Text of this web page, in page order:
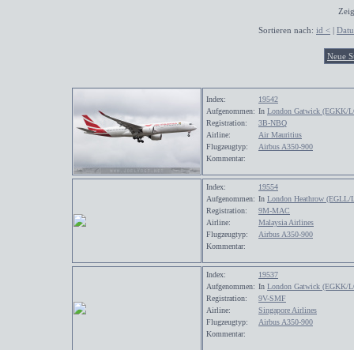
Sortieren nach: id < |
Neue
Index:
19542
Aufgenommen: In London Gatwick (EGKK/
Registration:
3B-NBQ
Airline:
Air Mauritius
Flugzeugtyp:
Airbus A350-900
Kommentar:
Index:
19554
Aufgenommen: In London Heathrow (EGLL/
Registration:
9M-MAC
Airline:
Malaysia Airlines
Flugzeugtyp:
Airbus A350-900
Kommentar:
Index:
19537
Aufgenommen: In London Gatwick (EGKK/
Registration:
9V-SMF
Airline:
Singapore Airlines
Flugzeugtyp:
Airbus A350-900
Kommentar: